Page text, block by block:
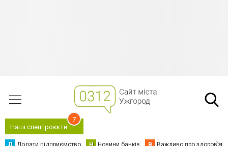
Наші спецпроєкти
7
Д Додати підприємство Н Новини банків В Важливо про здоров'я